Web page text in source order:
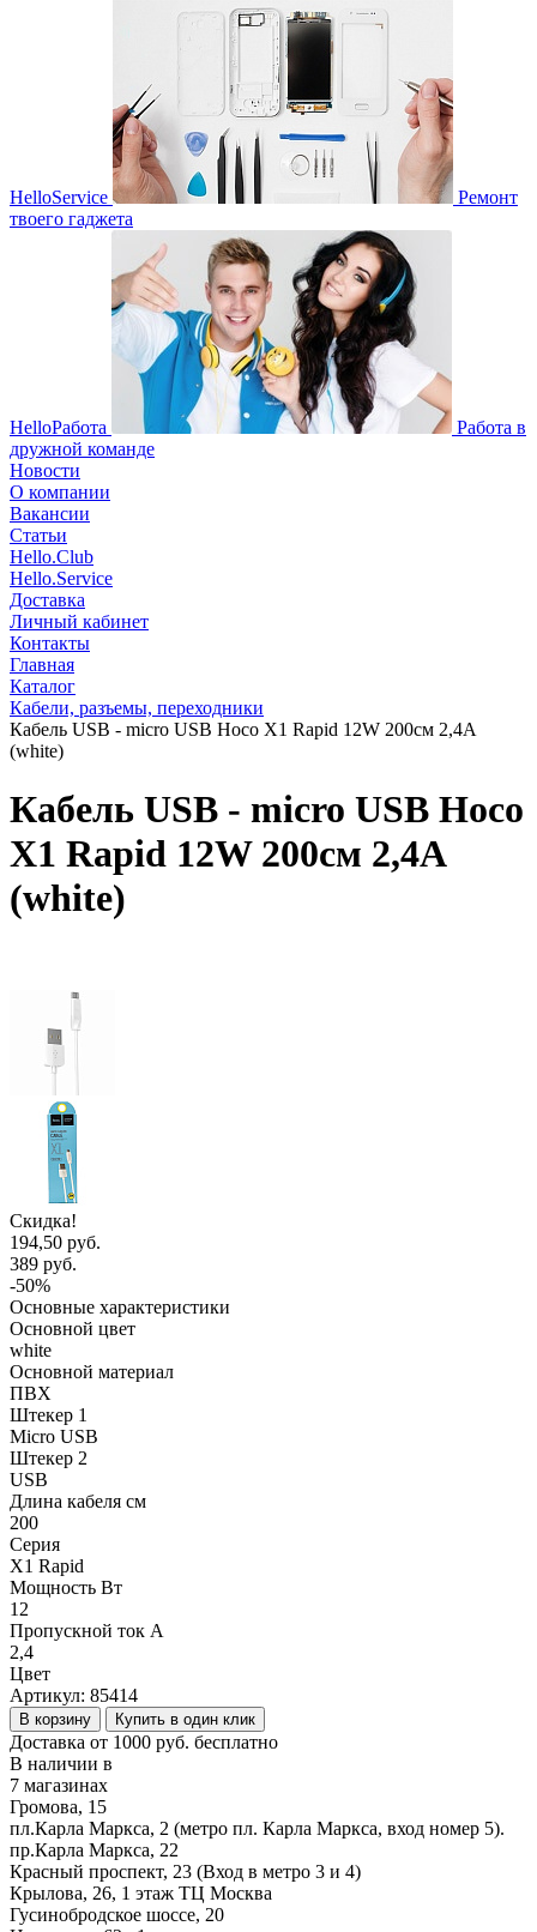
HelloService
Ремонт
твоего гаджета
HelloРабота
Работа в
дружной команде
Новости
О компании
Вакансии
Статьи
Hello.Club
Hello.Service
Доставка
Личный кабинет
Контакты
Главная
Каталог
Кабели, разъемы, переходники
Кабель USB - micro USB Hoco X1 Rapid 12W 200см 2,4A
(white)
Кабель USB - micro USB Hoco
X1 Rapid 12W 200см 2,4A
(white)
Скидка!
194,50 руб.
389 руб.
-50%
Основные характеристики
Основной цвет
white
Основной материал
ПВХ
Штекер 1
Micro USB
Штекер 2
USB
Длина кабеля см
200
Серия
X1 Rapid
Мощность Вт
12
Пропускной ток А
2,4
Цвет
Артикул: 85414
В корзину Купить в один клик
Доставка от 1000 руб. бесплатно
В наличии в
7 магазинах
Громова, 15
пл.Карла Маркса, 2 (метро пл. Карла Маркса, вход номер 5).
пр.Карла Маркса, 22
Красный проспект, 23 (Вход в метро 3 и 4)
Крылова, 26, 1 этаж ТЦ Москва
Гусинобродское шоссе, 20